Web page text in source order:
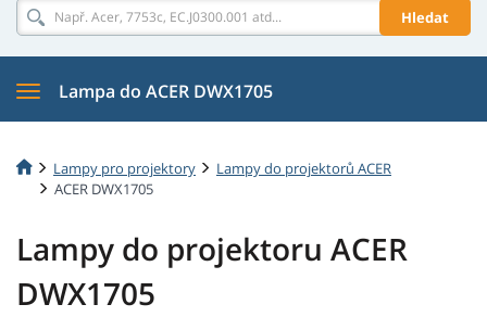
Hledat
Lampa do ACER DWX1705
Lampy pro projektory
Lampy do projektorů ACER
ACER DWX1705
Lampy do projektoru ACER
DWX1705